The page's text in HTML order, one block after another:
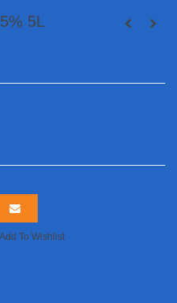
5L
Add To Wishlist